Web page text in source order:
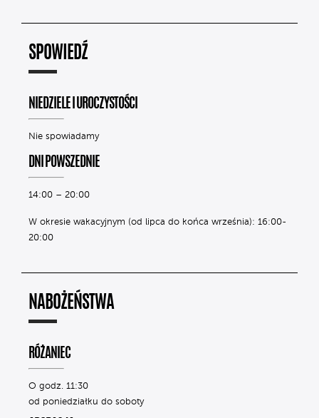
SPOWIEDŹ
NIEDZIELE I UROCZYSTOŚCI
Nie spowiadamy
DNI POWSZEDNIE
14:00 – 20:00
W okresie wakacyjnym (od lipca do końca września): 16:00-
20:00
NABOŻEŃSTWA
RÓŻANIEC
O godz. 11:30
od poniedziałku do soboty